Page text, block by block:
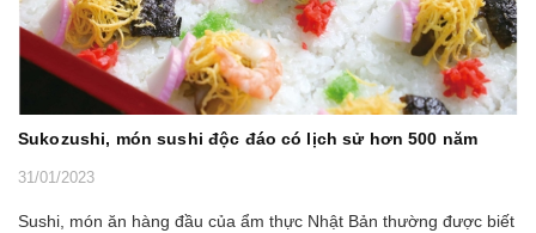
Sukozushi, món sushi độc đáo có lịch sử hơn 500 năm
31/01/2023
Sushi, món ăn hàng đầu của ẩm thực Nhật Bản thường được biết